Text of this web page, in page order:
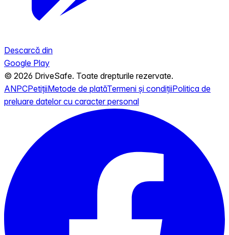
Descarcă din
Google Play
© 2026 DriveSafe. Toate drepturile rezervate.
ANPCPetițiiMetode de platăTermeni și condițiiPolitica de
preluare datelor cu caracter personal